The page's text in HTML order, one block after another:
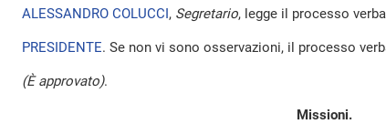
ALESSANDRO COLUCCI, Segretario, legge il processo
PRESIDENTE. Se non vi sono osservazioni, il processo
(È approvato).
Missioni.